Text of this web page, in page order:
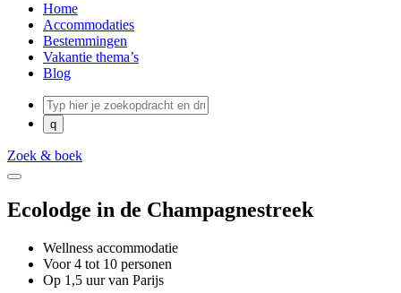
Home
Accommodaties
Bestemmingen
Vakantie thema’s
Blog
Zoek & boek
Ecolodge in de Champagnestreek
Wellness accommodatie
Voor 4 tot 10 personen
Op 1,5 uur van Parijs